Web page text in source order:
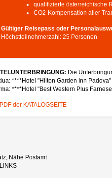
qualifizierte österreichische
CO2-Kompensation aller
Gültiger Reisepass oder
Höchstteilnehmerzahl: 25 Personen
Die
****Hotel "Hilton Garden Inn
****Hotel "Best Western Plus
der KATALOGSEITE
Nähe Postamt